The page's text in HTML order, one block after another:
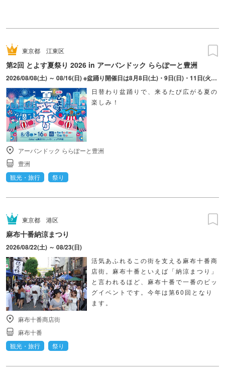
東京都 江東区
第2回 とよす夏祭り 2026 in アーバンドック ららぽーと豊洲
2026/08/08(土) ～ 08/16(日) ※盆踊り開催日は8月8日(土)・9日(日)・11日(火・祝)・15日(土)・16日(日)のみ。 ※縁日およびキッチンカーについては期間中の全日程営業予定。 ※開催コンテンツは日によって異なります。
日替わり盆踊りで、来るたび広がる夏の
楽しみ！
アーバンドック ららぽーと豊洲
豊洲
観光・旅行
祭り
東京都 港区
麻布十番納涼まつり
2026/08/22(土) ～ 08/23(日)
活気あふれるこの街を支える麻布十番商
店街。麻布十番といえば「納涼まつり」
と言われるほど、麻布十番で一番のビッ
グイベントです。今年は第60回となり
ます。
麻布十番商店街
麻布十番
観光・旅行
祭り